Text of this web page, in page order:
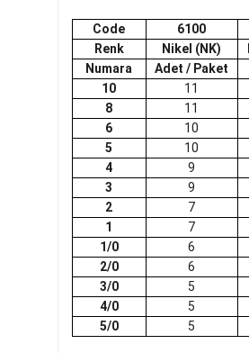
Code
6100
Renk
Nikel (NK)
Numara
Adet / Paket
10
11
8
11
6
10
5
10
4
9
3
9
2
7
1
7
1/0
6
2/0
6
3/0
5
4/0
5
5/0
5